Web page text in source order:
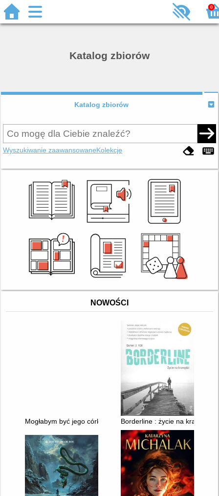
0
Katalog zbiorów
Katalog zbiorów
Wyszukiwanie zaawansowaneKolekcje
NOWOŚCI
Mogłabym być jego córką Borderline : życie na krawędzi